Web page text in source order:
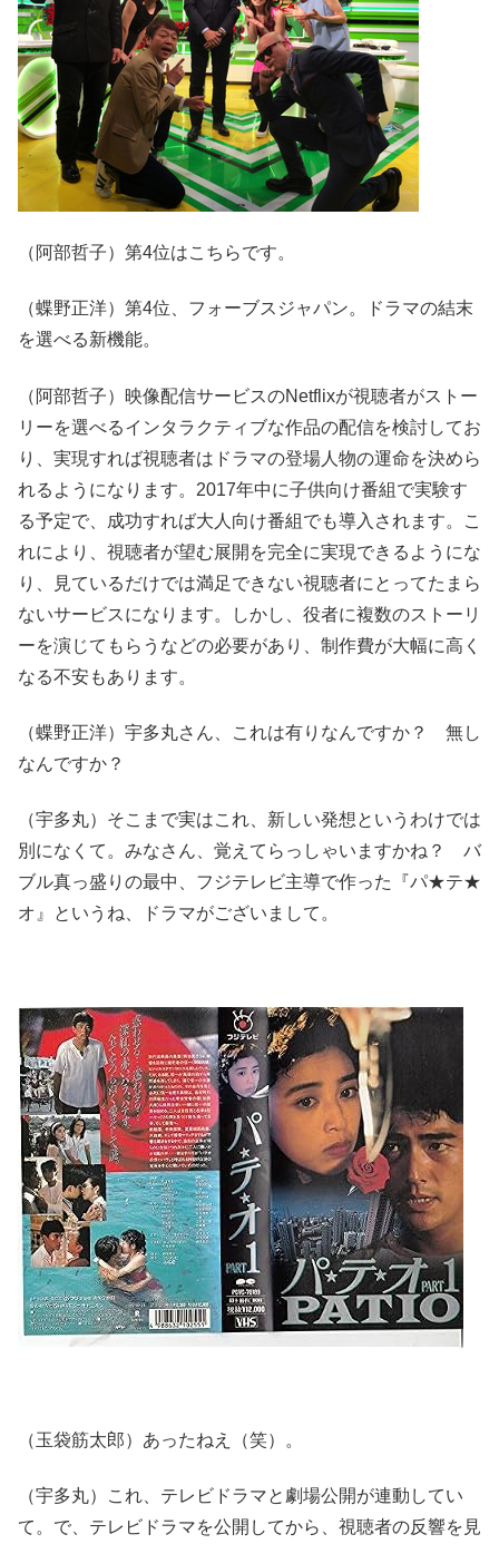
（阿部哲子）第4位はこちらです。
（蝶野正洋）第4位、フォーブスジャパン。ドラマの結末
を選べる新機能。
（阿部哲子）映像配信サービスのNetflixが視聴者がストー
リーを選べるインタラクティブな作品の配信を検討してお
り、実現すれば視聴者はドラマの登場人物の運命を決めら
れるようになります。2017年中に子供向け番組で実験す
る予定で、成功すれば大人向け番組でも導入されます。こ
れにより、視聴者が望む展開を完全に実現できるようにな
り、見ているだけでは満足できない視聴者にとってたまら
ないサービスになります。しかし、役者に複数のストーリ
ーを演じてもらうなどの必要があり、制作費が大幅に高く
なる不安もあります。
（蝶野正洋）宇多丸さん、これは有りなんですか？ 無し
なんですか？
（宇多丸）そこまで実はこれ、新しい発想というわけでは
別になくて。みなさん、覚えてらっしゃいますかね？ バ
ブル真っ盛りの最中、フジテレビ主導で作った『パ★テ★
オ』というね、ドラマがございまして。
（玉袋筋太郎）あったねえ（笑）。
（宇多丸）これ、テレビドラマと劇場公開が連動してい
て。で、テレビドラマを公開してから、視聴者の反響を見